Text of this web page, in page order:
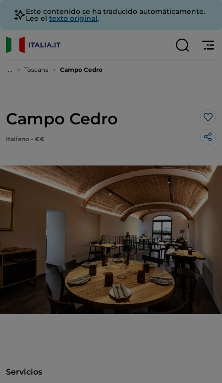
Este contenido se ha traducido automáticamente.
Lee el texto original.
... Toscana Campo Cedro
Campo Cedro Me
Italiano - €€
Servicios